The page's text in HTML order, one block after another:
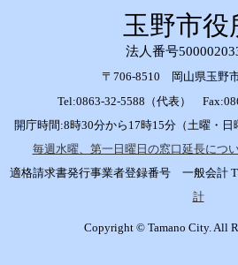
玉野市役
法人番号
〒706-8510 岡山県玉野
Tel:0863-32-5588（代表）
開庁時間:8時30分から17時15分（土曜・日
毎週水曜、第一日曜日の窓口延長につ
適格請求書発行事業者登録番号 一般会計
計
Copyright © Tamano City. All